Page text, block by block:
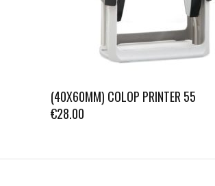
(40X60MM) COLOP PRINTER 55
€28.00